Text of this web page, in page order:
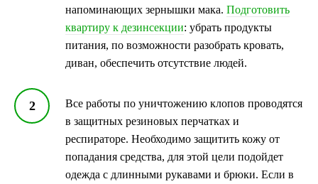
напоминающих зернышки мака. Подготовить
квартиру к дезинсекции: убрать продукты
питания, по возможности разобрать кровать,
диван, обеспечить отсутствие людей.
Все работы по уничтожению клопов проводятся
в защитных резиновых перчатках и
респираторе. Необходимо защитить кожу от
попадания средства, для этой цели подойдет
одежда с длинными рукавами и брюки. Если в